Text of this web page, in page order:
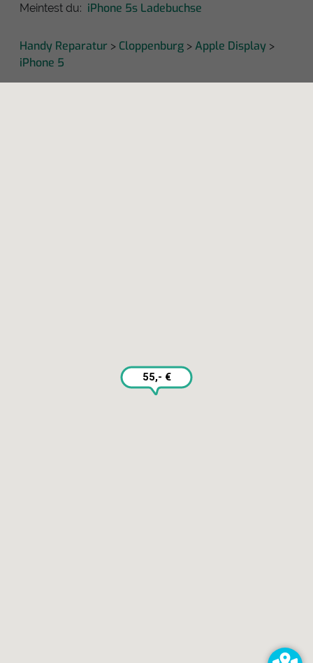
Meintest du: iPhone 5s Ladebuchse
Handy Reparatur > Cloppenburg > Apple Display >
iPhone 5
55,- €